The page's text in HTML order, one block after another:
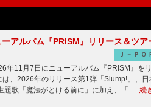
アルバム『PRISM』リリース＆ツア
Ｊ－ＰＯ
年11月7日にニューアルバム『PRISM』を
、2026年のリリース第1弾「Slump!」、日
題歌「魔法がとける前に」に加え、「 … 続